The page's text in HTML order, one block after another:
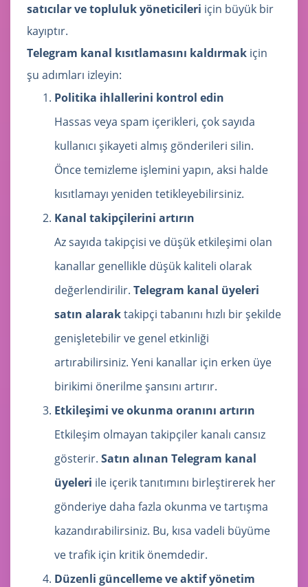
satıcılar ve topluluk yöneticileri için büyük bir
kayıptır.
Telegram kanal kısıtlamasını kaldırmak için
şu adımları izleyin:
Politika ihlallerini kontrol edin
Hassas veya spam içerikleri, çok sayıda
kullanıcı şikayeti almış gönderileri silin.
Önce temizleme işlemini yapın, aksi halde
kısıtlamayı yeniden tetikleyebilirsiniz.
Kanal takipçilerini artırın
Az sayıda takipçisi ve düşük etkileşimi olan
kanallar genellikle düşük kaliteli olarak
değerlendirilir. Telegram kanal üyeleri
satın alaraktakipçi tabanını hızlı bir şekilde
genişletebilir ve genel etkinliği
artırabilirsiniz. Yeni kanallar için erken üye
birikimi önerilme şansını artırır.
Etkileşimi ve okunma oranını artırın
Etkileşim olmayan takipçiler kanalı cansız
gösterir. Satın alınan Telegram kanal
üyeleri ile içerik tanıtımını birleştirerek her
gönderiye daha fazla okunma ve tartışma
kazandırabilirsiniz. Bu, kısa vadeli büyüme
ve trafik için kritik önemdedir.
Düzenli güncelleme ve aktif yönetim